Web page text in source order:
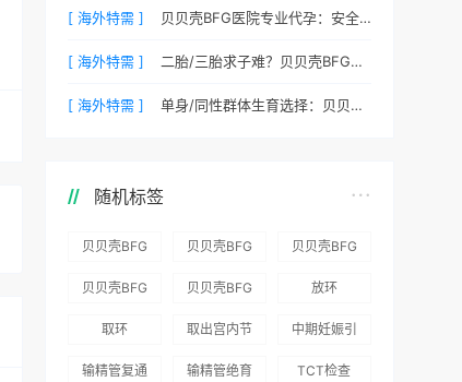
[ 海外特需 ] 贝贝壳BFG医院专业代孕：安全、合法、高效的生育解决方案
[ 海外特需 ] 二胎/三胎求子难？贝贝壳BFG医院专业代孕为您分忧
[ 海外特需 ] 单身/同性群体生育选择：贝贝壳BFG医院专业代孕包容方案
随机标签
贝贝壳BFG
坦就诊患者
贝贝壳BFG
96.3%，“医
贝贝壳BFG
划”：抱娃
贝贝壳BFG
资源库志愿
贝贝壳BFG
海外辅助生
放环
取环
取出宫内节
中期妊娠引
输精管复通
输精管绝育
TCT检查